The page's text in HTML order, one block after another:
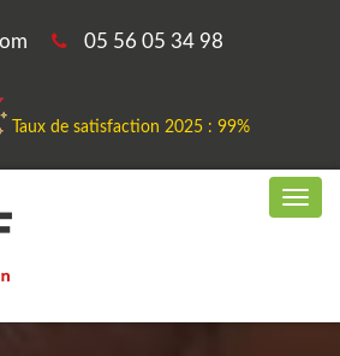
05 56 05 34 98
Taux de satisfaction 2025 : 99%